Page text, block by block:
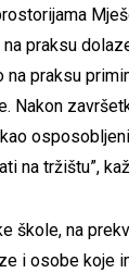
praksu
na praksu
Nakon
na tržištu”,
škole, na
i osobe koje